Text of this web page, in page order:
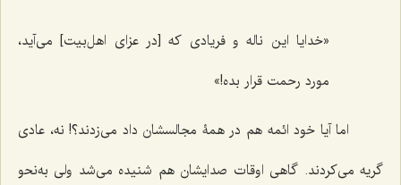
«خدایا این ناله و فریادی که [در عزای اهل‌بیت] می‌آید،
مورد رحمت قرار بده!»
اما آیا خود ائمه هم در همۀ مجالسشان داد می‌زدند؟! نه، عادی
گریه می‌کردند. گاهی اوقات صدایشان هم شنیده می‌شد ولی به‌نحو